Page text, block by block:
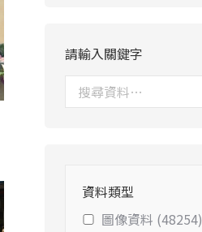
請輸入關鍵字
資料類型
圖像資料 (48254)